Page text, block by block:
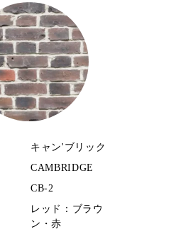
キャン'ブリック
CAMBRIDGE
CB-2
レッド：ブラウ
ン・赤